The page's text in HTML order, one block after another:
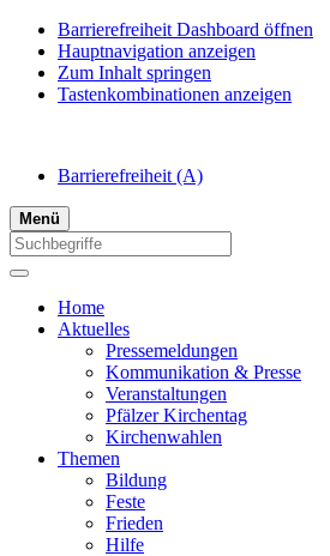
Barrierefreiheit Dashboard öffnen
Hauptnavigation anzeigen
Zum Inhalt springen
Tastenkombinationen anzeigen
Barrierefreiheit (A)
Menü
Home
Aktuelles
Pressemeldungen
Kommunikation & Presse
Veranstaltungen
Pfälzer Kirchentag
Kirchenwahlen
Themen
Bildung
Feste
Frieden
Hilfe